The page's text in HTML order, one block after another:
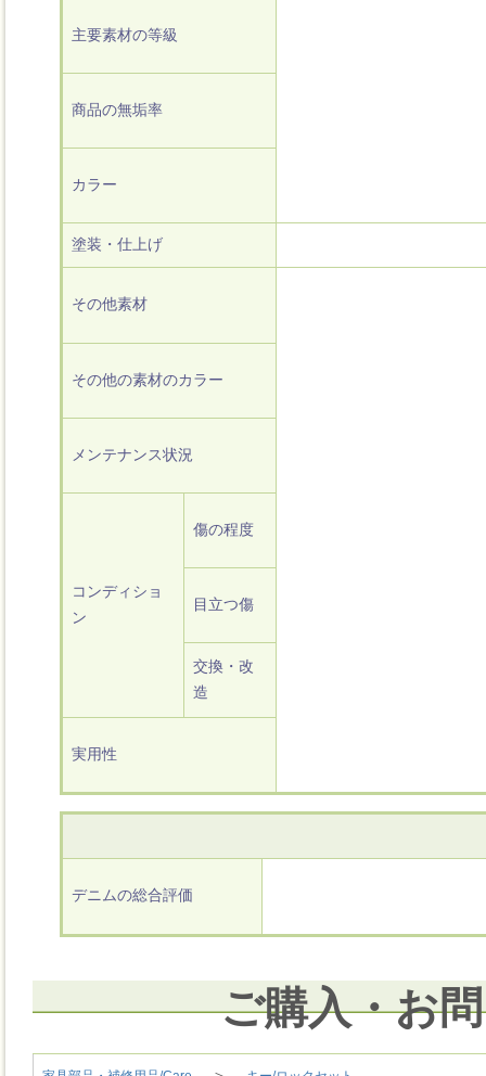
主要素材の等級
商品の無垢率
カラー
塗装・仕上げ
その他素材
その他の素材のカラー
メンテナンス状況
コンディショ
ン
傷の程度
目立つ傷
交換・改
造
実用性
デニムの総合評価
ご購入・お